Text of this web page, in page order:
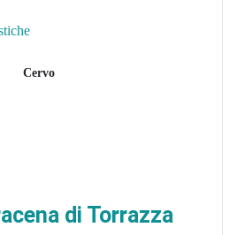
Cervo
di Torrazza